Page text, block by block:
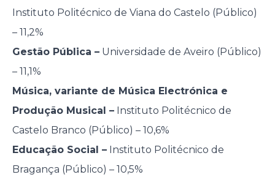
Instituto Politécnico de Viana do Castelo (Público)
– 11,2%
Gestão Pública –Universidade de Aveiro (Público)
– 11,1%
Música, variante de Música Electrónica e
Produção Musical –Instituto Politécnico de
Castelo Branco (Público) – 10,6%
Educação Social –Instituto Politécnico de
Bragança (Público) – 10,5%